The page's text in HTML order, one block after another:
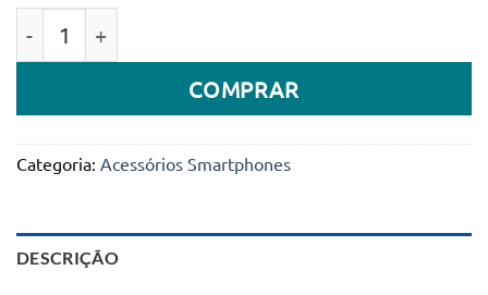
COMPRAR
Categoria: Acessórios Smartphones
DESCRIÇÃO